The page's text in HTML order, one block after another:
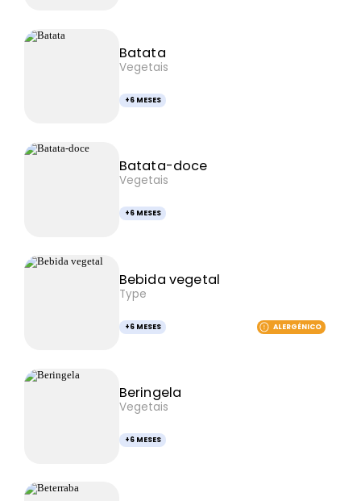
Batata
Vegetais
+6 MESES
Batata-doce
Vegetais
+6 MESES
Bebida vegetal
Type
+6 MESES ALERGÉNICO
Beringela
Vegetais
+6 MESES